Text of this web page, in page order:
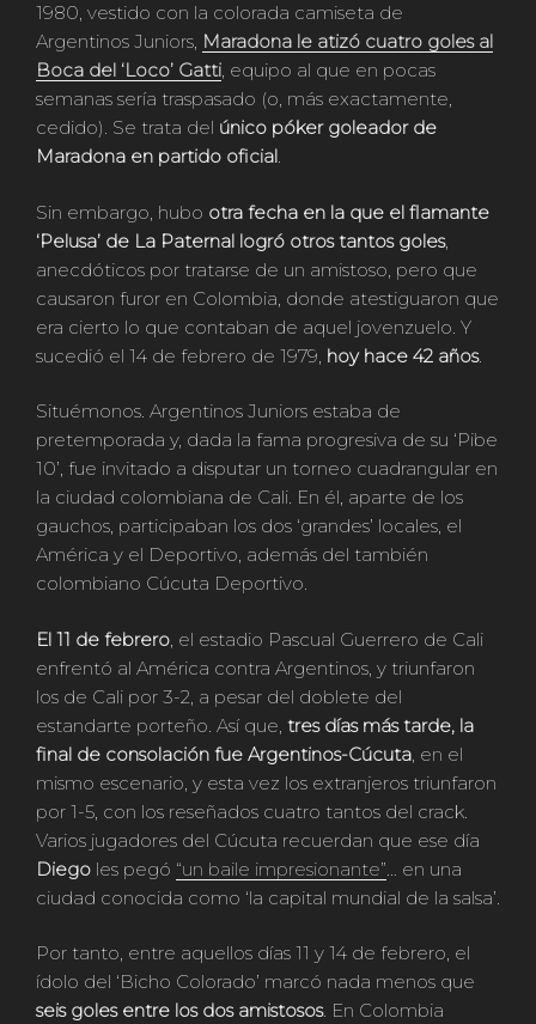
1980, vestido con la colorada camiseta de
Argentinos Juniors, Maradona le atizó cuatro goles al
Boca del ‘Loco’ Gatti, equipo al que en pocas
semanas sería traspasado (o, más exactamente,
cedido). Se trata del único póker goleador de
Maradona en partido oficial.
Sin embargo, hubo otra fecha en la que el flamante
‘Pelusa’ de La Paternal logró otros tantos goles,
anecdóticos por tratarse de un amistoso, pero que
causaron furor en Colombia, donde atestiguaron que
era cierto lo que contaban de aquel jovenzuelo. Y
sucedió el 14 de febrero de 1979, hoy hace 42 años.
Situémonos. Argentinos Juniors estaba de
pretemporada y, dada la fama progresiva de su ‘Pibe
10’, fue invitado a disputar un torneo cuadrangular en
la ciudad colombiana de Cali. En él, aparte de los
gauchos, participaban los dos ‘grandes’ locales, el
América y el Deportivo, además del también
colombiano Cúcuta Deportivo.
El 11 de febrero , el estadio Pascual Guerrero de Cali
enfrentó al América contra Argentinos, y triunfaron
los de Cali por 3-2, a pesar del doblete del
estandarte porteño. Así que, tres días más tarde, la
final de consolación fue Argentinos-Cúcuta , en el
mismo escenario, y esta vez los extranjeros triunfaron
por 1-5, con los reseñados cuatro tantos del crack.
Varios jugadores del Cúcuta recuerdan que ese día
Diego les pegó “un baile impresionante” … en una
ciudad conocida como ‘la capital mundial de la salsa’.
Por tanto, entre aquellos días 11 y 14 de febrero, el
ídolo del ‘Bicho Colorado’ marcó nada menos que
seis goles entre los dos amistosos. En Colombia